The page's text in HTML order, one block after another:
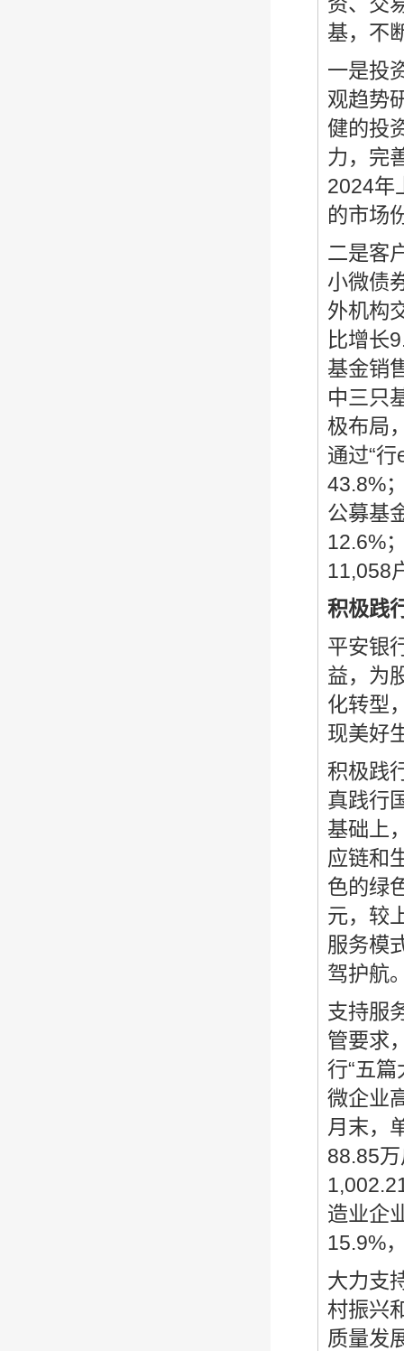
基，不
一是投
观趋势
健的投
力，完
2024年
的市场
二是客
小微债
外机构
比增长
基金销
中三只
极布局
通过“
43.8%
公募基
12.6%
11,058
积极践
平安银
益，为
化转型
现美好
积极践
真践行
基础上
应链和
色的绿
元，较
服务模
驾护航
支持服
管要求
行“五
微企业
月末，
88.85
造业企
15.9%
大力支
村振兴
质量发